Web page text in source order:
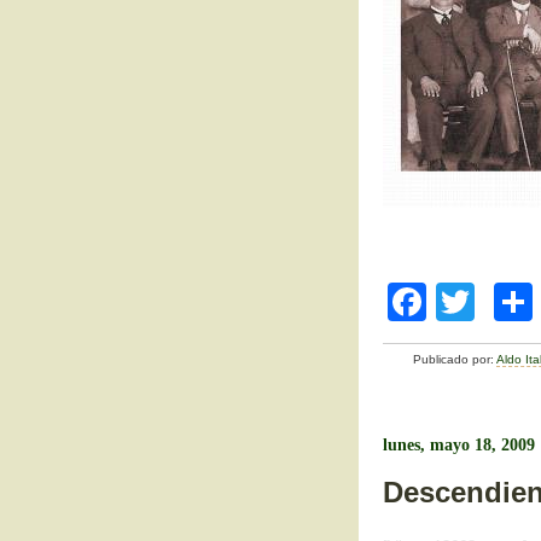
F
a
b
o
wi
Publicado por:Aldo
lunes, mayo 18, 2009